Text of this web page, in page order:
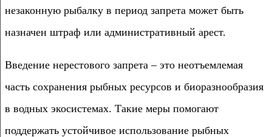
незаконную рыбалку в период запрета может быть
назначен штраф или административный арест.
Введение нерестового запрета – это неотъемлемая
часть сохранения рыбных ресурсов и биоразнообразия
в водных экосистемах. Такие меры помогают
поддержать устойчивое использование рыбных